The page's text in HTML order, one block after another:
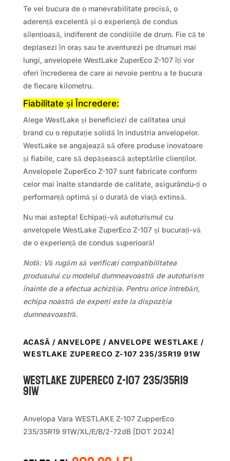
Te vei bucura de o manevrabilitate precisă, o
aderență excelentă și o experiență de condus
silențioasă, indiferent de condițiile de drum. Fie că te
deplasezi în oraș sau te aventurezi pe drumuri mai
lungi, anvelopele WestLake ZuperEco Z-107 îți vor
oferi încrederea de care ai nevoie pentru a te bucura
de fiecare kilometru.
Fiabilitate și Încredere:
Alege WestLake și beneficiezi de calitatea unui
brand cu o reputație solidă în industria anvelopelor.
WestLake se angajează să ofere produse inovatoare
și fiabile, care să depășească așteptările clienților.
Anvelopele ZuperEco Z-107 sunt fabricate conform
celor mai înalte standarde de calitate, asigurându-ți o
performanță optimă și o durată de viață extinsă.
Nu mai astepta! Echipați-vă autoturismul cu
anvelopele WestLake ZuperEco Z-107 și bucurați-vă
de o experiență de condus superioară!
Notă: Vă rugăm să verificați compatibilitatea
produsului cu modelul dumneavoastră de autoturism
înainte de a efectua achiziția. Pentru orice întrebări,
echipa noastră de experți este la dispoziția
dumneavoastră.
ACASĂ / ANVELOPE / ANVELOPE WESTLAKE /
WESTLAKE ZUPERECO Z-107 235/35R19 91W
WestLake ZUPERECO Z-107 235/35R19
91W
Anvelopa Vara WESTLAKE Z-107 ZupperEco
235/35R19 91W/XL/E/B/2-72dB [DOT 2024]